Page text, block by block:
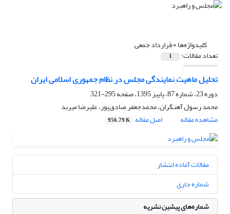
کلیدواژه‌ها =قرارداد جمعی
تعداد مقالات: 1
تحلیل ماهیت نمایندگی مجلس در نظام جمهوری اسلامی ایران
دوره 23، شماره 87، پاییز 1395، صفحه
295-321
محمد رسول آهنگران، محمدجعفر صادق‌پور، علیرضا میربد
مشاهده مقاله
اصل مقاله 956.79 K
مقالات آماده انتشار
شماره جاری
شماره‌های پیشین نشریه